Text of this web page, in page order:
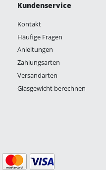
Kundenservice
Kontakt
Häufige Fragen
Anleitungen
Zahlungsarten
Versandarten
Glasgewicht berechnen